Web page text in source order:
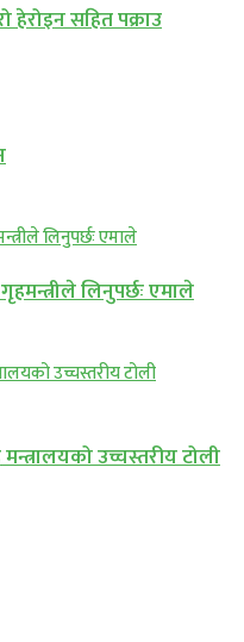
हेरोइन सहित पक्राउ
लिनुपर्छः एमाले
उच्चस्तरीय टोली